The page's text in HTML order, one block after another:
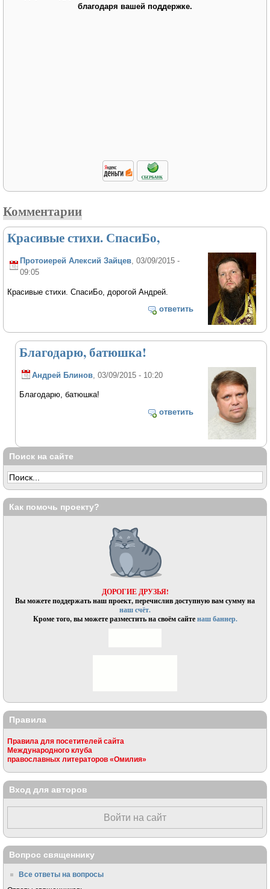
благодаря вашей поддержке.
Комментарии
Красивые стихи. СпасиБо,
Протоиерей Алексий Зайцев , 03/09/2015 -
09:05
Красивые стихи. СпасиБо, дорогой Андрей.
ответить
Благодарю, батюшка!
Андрей Блинов , 03/09/2015 - 10:20
Благодарю, батюшка!
ответить
Поиск на сайте
Как помочь проекту?
ДОРОГИЕ ДРУЗЬЯ!
Вы можете поддержать наш проект, перечислив доступную вам сумму на
наш счёт.
Кроме того, вы можете разместить на своём сайтенаш баннер.
Правила
Правила для посетителей сайта
Международного клуба
православных литераторов «Омилия»
Вход для авторов
Войти на сайт
Вопрос священнику
Все ответы на вопросы